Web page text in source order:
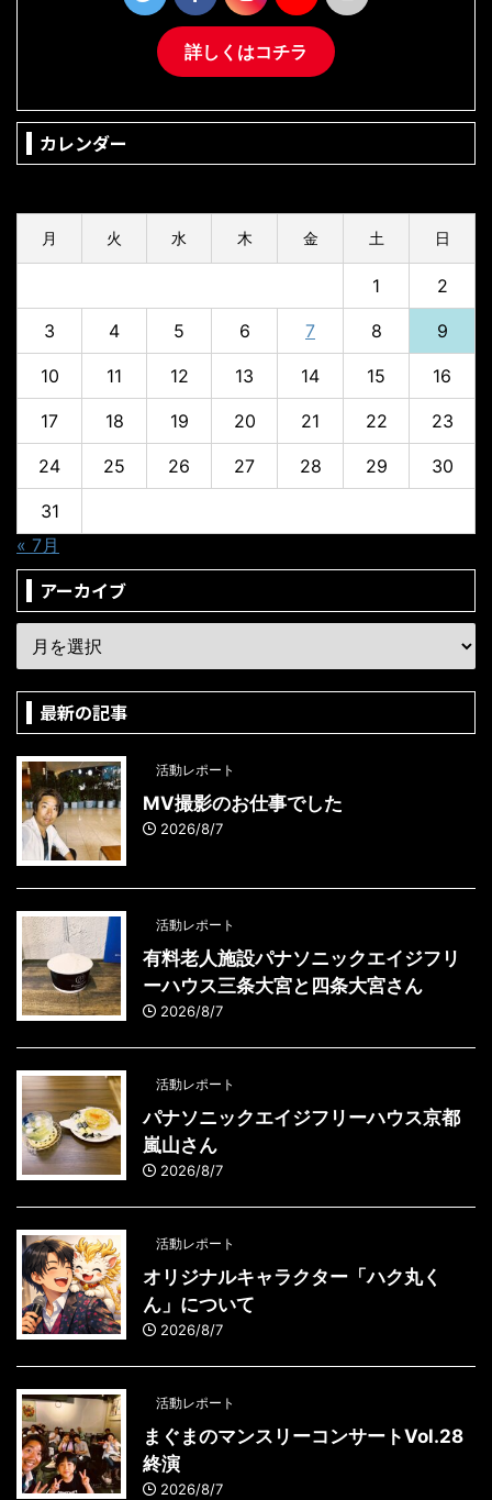
詳しくはコチラ
カレンダー
月 火 水 木 金 土 日
1 2
3 4 5 6 7 8 9
10 11 12 13 14 15 16
17 18 19 20 21 22 23
24 25 26 27 28 29 30
31
« 7月
アーカイブ
最新の記事
活動レポート
MV撮影のお仕事でした
2026/8/7
活動レポート
有料老人施設パナソニックエイジフリ
ーハウス三条大宮と四条大宮さん
2026/8/7
活動レポート
パナソニックエイジフリーハウス京都
嵐山さん
2026/8/7
活動レポート
オリジナルキャラクター「ハク丸く
ん」について
2026/8/7
活動レポート
まぐまのマンスリーコンサートVol.28
終演
2026/8/7